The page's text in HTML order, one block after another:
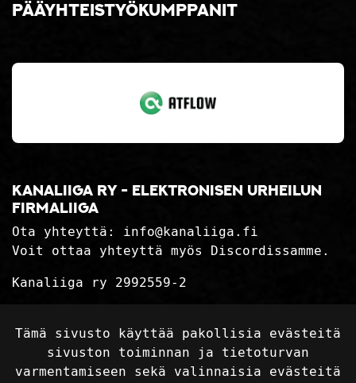
Tämä sivusto käyttää pakollisia evästeitä
sivuston toiminnan ja tietoturvan
varmentamiseen sekä valinnaisia evästeitä
Kanaliiga ry - elektronisen urheilun
firmaliiga
Ota yhteyttä: info@kanaliiga.fi
Voit ottaa yhteyttä myös Discordissamme.
Kanaliiga ry 2992559-2
Toimitusehdot
Pääyhteistyökumppanit